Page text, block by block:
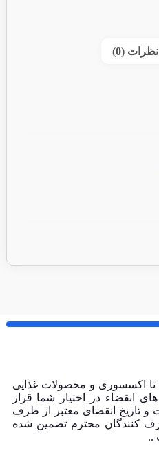
نظرات (0)
تا اکسسوری و محصولات غذایی
های انقضاء در اختیار شما قرار
و تاریخ انقضای معتبر از طرف
کنندگان محترم تضمین شده
..